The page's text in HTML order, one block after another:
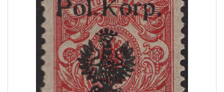
Current auction
Recent result
Archive
Regulation
Contact